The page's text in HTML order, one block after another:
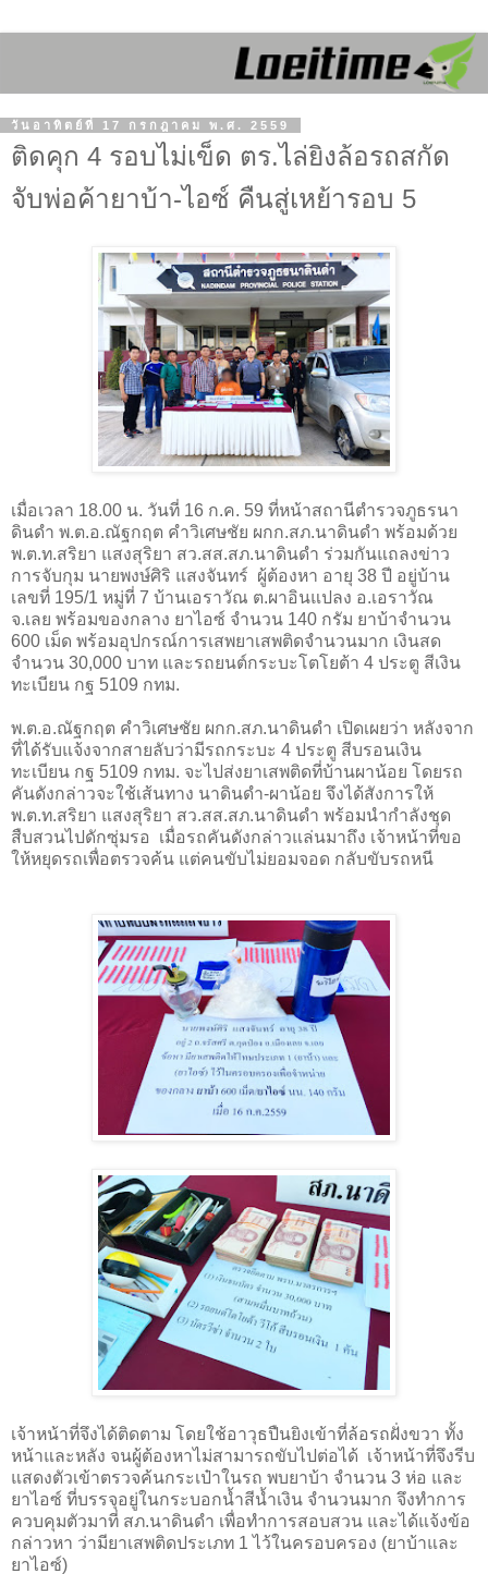
วันอาทิตย์ที่ 17 กรกฎาคม พ.ศ. 2559
ติดคุก 4 รอบไม่เข็ด ตร.ไล่ยิงล้อรถสกัด
จับพ่อค้ายาบ้า-ไอซ์ คืนสู่เหย้ารอบ 5
เมื่อเวลา 18.00 น. วันที่ 16 ก.ค. 59 ที่หน้าสถานีตำรวจภูธรนา
ดินดำ พ.ต.อ.ณัฐกฤต คำวิเศษชัย ผกก.สภ.นาดินดำ พร้อมด้วย
พ.ต.ท.สริยา แสงสุริยา สว.สส.สภ.นาดินดำ ร่วมกันแถลงข่าว
การจับกุม นายพงษ์ศิริ แสงจันทร์ ผู้ต้องหา อายุ 38 ปี อยู่บ้าน
เลขที่ 195/1 หมู่ที่ 7 บ้านเอราวัณ ต.ผาอินแปลง อ.เอราวัณ
จ.เลย พร้อมของกลาง ยาไอซ์ จำนวน 140 กรัม ยาบ้าจำนวน
600 เม็ด พร้อมอุปกรณ์การเสพยาเสพติดจำนวนมาก เงินสด
จำนวน 30,000 บาท และรถยนต์กระบะโตโยต้า 4 ประตู สีเงิน
ทะเบียน กฐ 5109 กทม.
พ.ต.อ.ณัฐกฤต คำวิเศษชัย ผกก.สภ.นาดินดำ เปิดเผยว่า หลังจาก
ที่ได้รับแจ้งจากสายลับว่ามีรถกระบะ 4 ประตู สีบรอนเงิน
ทะเบียน กฐ 5109 กทม. จะไปส่งยาเสพติดที่บ้านผาน้อย โดยรถ
คันดังกล่าวจะใช้เส้นทาง นาดินดำ-ผาน้อย จึงได้สังการให้
พ.ต.ท.สริยา แสงสุริยา สว.สส.สภ.นาดินดำ พร้อมนำกำลังชุด
สืบสวนไปดักซุ่มรอ เมื่อรถคันดังกล่าวแล่นมาถึง เจ้าหน้าที่ขอ
ให้หยุดรถเพื่อตรวจค้น แต่คนขับไม่ยอมจอด กลับขับรถหนี
เจ้าหน้าที่จึงได้ติดตาม โดยใช้อาวุธปืนยิงเข้าที่ล้อรถฝั่งขวา ทั้ง
หน้าและหลัง จนผู้ต้องหาไม่สามารถขับไปต่อได้ เจ้าหน้าที่จึงรีบ
แสดงตัวเข้าตรวจค้นกระเป๋าในรถ พบยาบ้า จำนวน 3 ห่อ และ
ยาไอซ์ ที่บรรจุอยู่ในกระบอกน้ำสีน้ำเงิน จำนวนมาก จึงทำการ
ควบคุมตัวมาที่ สภ.นาดินดำ เพื่อทำการสอบสวน และได้แจ้งข้อ
กล่าวหา ว่ามียาเสพติดประเภท 1 ไว้ในครอบครอง (ยาบ้าและ
ยาไอซ์)